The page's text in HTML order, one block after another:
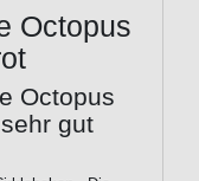
Octopus
Octopus
gut